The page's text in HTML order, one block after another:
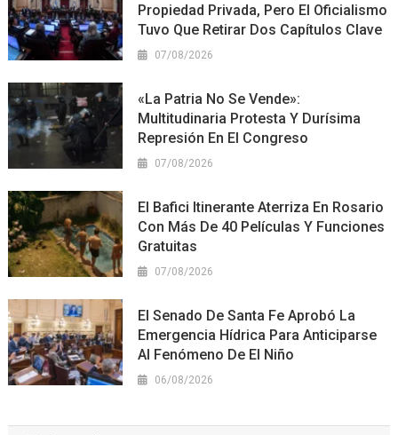
Propiedad Privada, Pero El Oficialismo
Tuvo Que Retirar Dos Capítulos Clave
07/08/2026
«La Patria No Se Vende»:
Multitudinaria Protesta Y Durísima
Represión En El Congreso
07/08/2026
El Bafici Itinerante Aterriza En Rosario
Con Más De 40 Películas Y Funciones
Gratuitas
07/08/2026
El Senado De Santa Fe Aprobó La
Emergencia Hídrica Para Anticiparse
Al Fenómeno De El Niño
06/08/2026